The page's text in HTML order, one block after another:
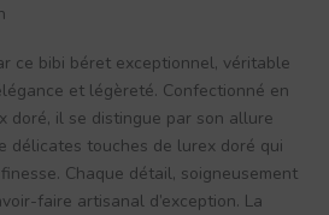
ce bibi béret exceptionnel, véritable
et légèreté. Confectionné en
doré, il se distingue par son allure
délicates touches de lurex doré qui
Chaque détail, soigneusement
faire artisanal d’exception. La